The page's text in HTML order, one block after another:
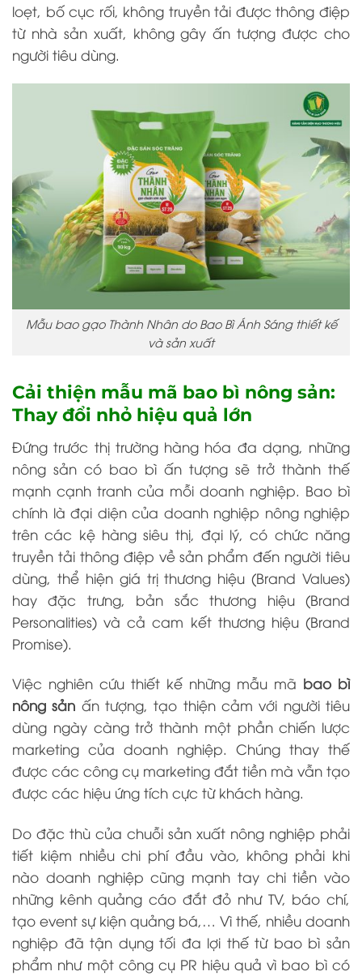
loẹt, bố cục rối, không truyền tải được thông điệp
từ nhà sản xuất, không gây ấn tượng được cho
người tiêu dùng.
Mẫu bao gạo Thành Nhân do Bao Bì Ánh Sáng thiết kế
và sản xuất
Cải thiện mẫu mã bao bì nông sản:
Thay đổi nhỏ hiệu quả lớn
Đứng trước thị trường hàng hóa đa dạng, những
nông sản có bao bì ấn tượng sẽ trở thành thế
mạnh cạnh tranh của mỗi doanh nghiệp. Bao bì
chính là đại diện của doanh nghiệp nông nghiệp
trên các kệ hàng siêu thị, đại lý,có chức năng
truyền tải thông điệp về sản phẩm đến người tiêu
dùng, thể hiện giá trị thương hiệu (Brand Values)
hay đặc trưng, bản sắc thương hiệu (Brand
Personalities) và cả cam kết thương hiệu (Brand
Promise).
Việc nghiên cứu thiết kế những mẫu mã bao bì
nông sản ấn tượng, tạo thiện cảm với người tiêu
dùng ngày càng trở thành một phần chiến lược
marketing của doanh nghiệp. Chúng thay thế
được các công cụ marketing đắt tiền mà vẫn tạo
được các hiệu ứng tích cực từ khách hàng.
Do đặc thù của chuỗi sản xuất nông nghiệp phải
tiết kiệm nhiều chi phí đầu vào, không phải khi
nào doanh nghiệp cũng mạnh tay chi tiền vào
những kênh quảng cáo đắt đỏ như TV, báo chí,
tạo event sự kiện quảng bá,… Vì thế, nhiều doanh
nghiệp đã tận dụng tối đa lợi thế từ bao bì sản
phẩm như một công cụ PR hiệu quả vì bao bì có